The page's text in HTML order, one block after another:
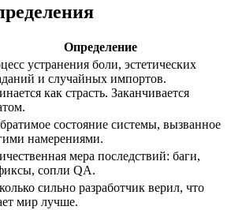
Определение
устранения боли, эстетических
и случайных импортов.
как страсть. Заканчивается
состояние системы, вызванное
намерениями.
мера последствий: баги,
сопли QA.
сильно разработчик верил, что
мир лучше.